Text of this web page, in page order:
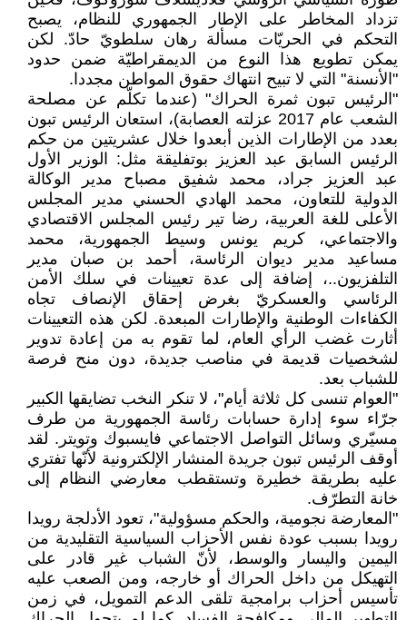
تزداد المخاطر على الإطار الجمهوري للنظام، يصبح
التحكم في الحريّات مسألة رهان سلطويّ حادّ. لكن
يمكن تطويع هذا النوع من الديمقراطيّة ضمن حدود
"الأنسنة" التي لا تبيح انتهاك حقوق المواطن مجددا.
"الرئيس تبون ثمرة الحراك" (عندما تكلّم عن مصلحة
الشعب عام 2017 عزلته العصابة)، استعان الرئيس تبون
بعدد من الإطارات الذين أبعدوا خلال عشريتين من حكم
الرئيس السابق عبد العزيز بوتفليقة مثل: الوزير الأول
عبد العزيز جراد، محمد شفيق مصباح مدير الوكالة
الدولية للتعاون، محمد الهادي الحسني مدير المجلس
الأعلى للغة العربية، رضا تير رئيس المجلس الاقتصادي
والاجتماعي، كريم يونس وسيط الجمهورية، محمد
مساعيد مدير ديوان الرئاسة، أحمد بن صبان مدير
التلفزيون..، إضافة إلى عدة تعيينات في سلك الأمن
الرئاسي والعسكريّ بغرض إحقاق الإنصاف تجاه
الكفاءات الوطنية والإطارات المبعدة. لكن هذه التعيينات
أثارت غضب الرأي العام، لما تقوم به من إعادة تدوير
لشخصيات قديمة في مناصب جديدة، دون منح فرصة
للشباب بعد.
"العوام تنسى كل ثلاثة أيام"، لا تنكر النخب تضايقها الكبير
جرّاء سوء إدارة حسابات رئاسة الجمهورية من طرف
مسيّري وسائل التواصل الاجتماعي فايسبوك وتويتر. لقد
أوقف الرئيس تبون جريدة المنشار الإلكترونية لأنّها تفتري
عليه بطريقة خطيرة وتستقطب معارضي النظام إلى
خانة التطرّف.
"المعارضة نجومية، والحكم مسؤولية"، تعود الأدلجة رويدا
رويدا بسبب عودة نفس الأحزاب السياسية التقليدية من
اليمين واليسار والوسط، لأنّ الشباب غير قادر على
التهيكل من داخل الحراك أو خارجه، ومن الصعب عليه
تأسيس أحزاب برامجية تلقى الدعم التمويل، في زمن